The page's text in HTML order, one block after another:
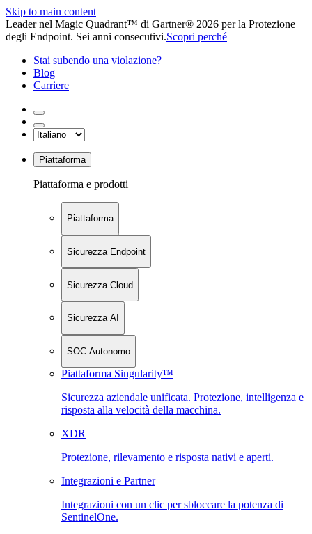
Skip to main content
Leader nel Magic Quadrant™ di Gartner® 2026 per la Protezione
degli Endpoint. Sei anni consecutivi.Scopri perché
Stai subendo una violazione?
Blog
Carriere
Piattaforma
Piattaforma e prodotti
Piattaforma
Sicurezza Endpoint
Sicurezza Cloud
Sicurezza AI
SOC Autonomo
Piattaforma Singularity™
Sicurezza aziendale unificata. Protezione, intelligenza e
risposta alla velocità della macchina.
XDR
Protezione, rilevamento e risposta nativi e aperti.
Integrazioni e Partner
Integrazioni con un clic per sbloccare la potenza di
SentinelOne.